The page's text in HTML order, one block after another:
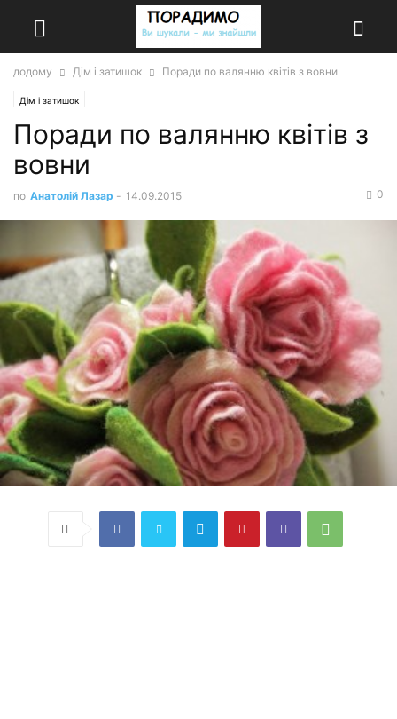
додому Дім і затишок Поради по валянню квітів з вовни
Дім і затишок
Поради по валянню квітів з
вовни
по Анатолій Лазар - 14.09.2015 0